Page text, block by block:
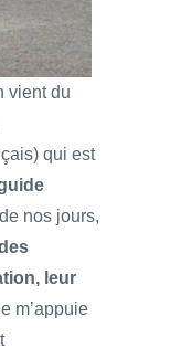
vient du
qui est
nos jours,
leur
m’appuie